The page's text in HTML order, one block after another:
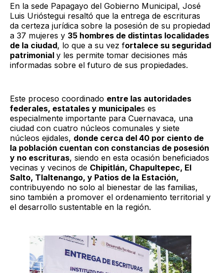
En la sede Papagayo del Gobierno Municipal, José
Luis Urióstegui resaltó que la entrega de escrituras
da certeza jurídica sobre la posesión de su propiedad
a 37 mujeres y 35 hombres de distintas localidades
de la ciudad, lo que a su vez fortalece su seguridad
patrimonial y les permite tomar decisiones más
informadas sobre el futuro de sus propiedades.
Este proceso coordinado entre las autoridades
federales, estatales y municipales es
especialmente importante para Cuernavaca, una
ciudad con cuatro núcleos comunales y siete
núcleos ejidales, donde cerca del 40 por ciento de
la población cuentan con constancias de posesión
y no escrituras, siendo en esta ocasión beneficiados
vecinas y vecinos de Chipitlán, Chapultepec, El
Salto, Tlaltenango, y Patios de la Estación,
contribuyendo no solo al bienestar de las familias,
sino también a promover el ordenamiento territorial y
el desarrollo sustentable en la región.